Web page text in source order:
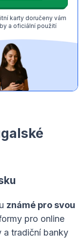
karty doručeny vám
a oficiální použití
známé pro svou
pro online
a tradiční banky